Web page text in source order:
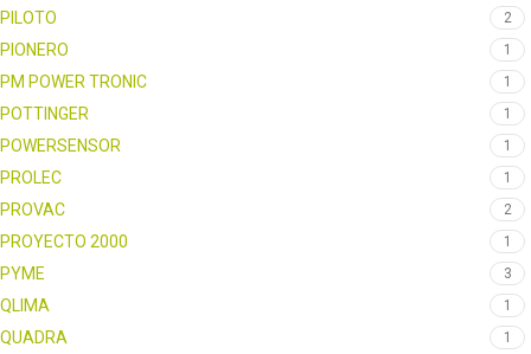
PILOTO 2
PIONERO 1
PM POWER TRONIC 1
POTTINGER 1
POWERSENSOR 1
PROLEC 1
PROVAC 2
PROYECTO 2000 1
PYME 3
QLIMA 1
QUADRA 1